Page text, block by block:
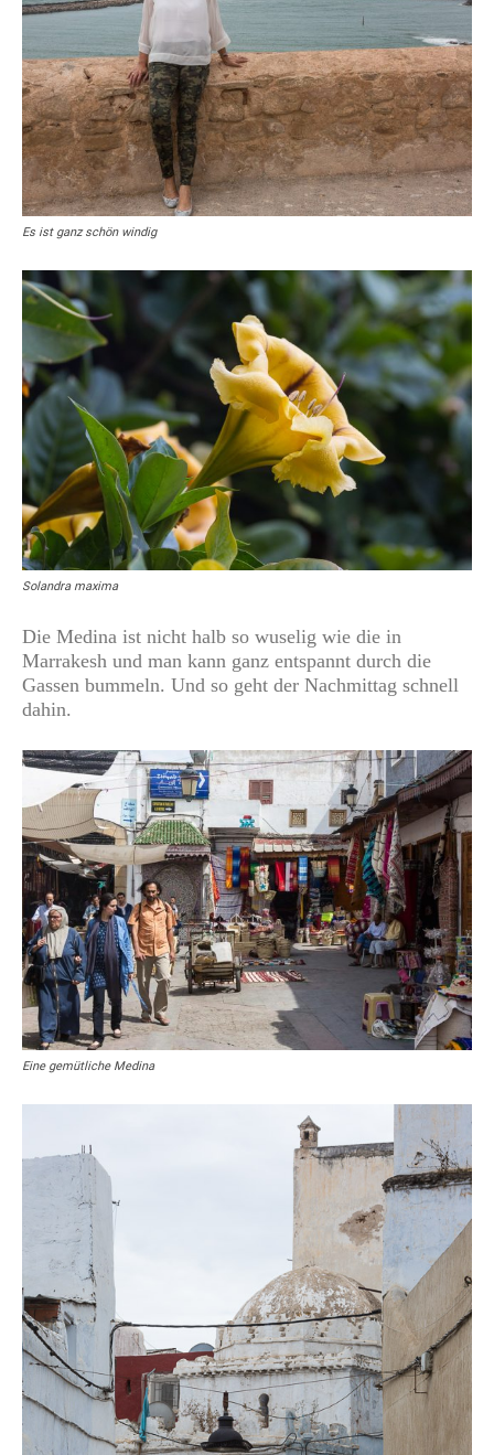
Es ist ganz schön windig
Solandra maxima
Die Medina ist nicht halb so wuselig wie die in
Marrakesh und man kann ganz entspannt durch die
Gassen bummeln. Und so geht der Nachmittag schnell
dahin.
Eine gemütliche Medina